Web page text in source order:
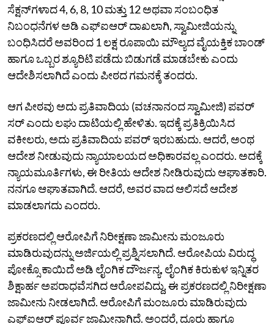
ಸೆಕ್ಷನ್‌ಗಳಾದ 4, 6, 8, 10 ಮತ್ತು 12 ಅಥವಾ ಸಂಬಂಧಿತ
ನಿಬಂಧನೆಗಳ ಅಡಿ ಎಫ್‌ಐಆರ್‌ ದಾಖಲಾಗಿ, ಸ್ವಾಮೀಜಿಯನ್ನು
ಬಂಧಿಸಿದರೆ ಅವರಿಂದ 1 ಲಕ್ಷ ರೂಪಾಯಿ ಮೌಲ್ಯದ ವೈಯಕ್ತಿಕ ಬಾಂಡ್‌
ಹಾಗೂ ಒಬ್ಬರ ಶ್ಯೂರಿಟಿ ಪಡೆದು ಬಿಡುಗಡೆ ಮಾಡಬೇಕು ಎಂದು
ಆದೇಶಿಸಲಾಗಿದೆ ಎಂದು ಪೀಠದ ಗಮನಕ್ಕೆ ತಂದರು.
ಆಗ ಪೀಠವು ಅದು ಪ್ರತಿವಾದಿಯ (ವಚನಾನಂದ ಸ್ವಾಮೀಜಿ) ಪವರ್
ಸರ್ ಎಂದು ಲಘು ದಾಟಿಯಲ್ಲಿ ಹೇಳಿತು. ಇದಕ್ಕೆ ಪ್ರತಿಕ್ರಿಯಿಸಿದ
ವಕೀಲರು, ಅದು ಪ್ರತಿವಾದಿಯ ಪವರ್ ಇರಬಹುದು. ಆದರೆ, ಅಂಥ
ಆದೇಶ ನೀಡುವುದು ನ್ಯಾಯಾಲಯದ ಅಧಿಕಾರವಲ್ಲ ಎಂದರು. ಅದಕ್ಕೆ
ನ್ಯಾಯಮೂರ್ತಿಗಳು, ಈ ರೀತಿಯ ಆದೇಶ ನೀಡಿರುವುದು ಆಘಾತಕಾರಿ.
ನನಗೂ ಆಘಾತವಾಗಿದೆ. ಆದರೆ, ಅವರ ವಾದ ಆಲಿಸದೆ ಆದೇಶ
ಮಾಡಲಾಗದು ಎಂದರು‌.
ಪ್ರಕರಣದಲ್ಲಿ ಆರೋಪಿಗೆ ನಿರೀಕ್ಷಣಾ ಜಾಮೀನು ಮಂಜೂರು
ಮಾಡಿರುವುದನ್ನು ಅರ್ಜಿಯಲ್ಲಿ ಪ್ರಶ್ನಿಸಲಾಗಿದೆ. ಆರೋಪಿಯ ವಿರುದ್ಧ
ಪೋಕ್ಸೊ ಕಾಯಿದೆ ಅಡಿ ಲೈಂಗಿಕ ದೌರ್ಜನ್ಯ, ಲೈಂಗಿಕ ಕಿರುಕುಳ ಇನ್ನಿತರ
ಶಿಕ್ಷಾರ್ಹ ಅಪರಾಧವೆಸಗಿದ ಆರೋಪವಿದ್ದು, ಈ ಪ್ರಕರಣದಲ್ಲಿ ನಿರೀಕ್ಷಣಾ
ಜಾಮೀನು ನೀಡಲಾಗಿದೆ. ಆರೋಪಿಗೆ ಮಂಜೂರು ಮಾಡಿರುವುದು
ಎಫ್ಐಆರ್ ಪೂರ್ವ ಜಾಮೀನಾಗಿದೆ. ಅಂದರೆ, ದೂರು ಹಾಗೂ